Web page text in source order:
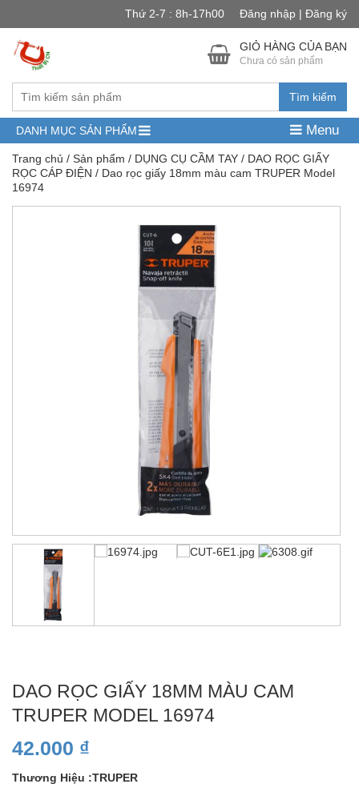
Thứ 2-7 : 8h-17h00 Đăng nhập | Đăng ký
Tìm kiếm
GIỎ HÀNG CỦA BẠN
Chưa có sản phẩm
DANH MỤC SẢN PHẨM Menu
Trang chủ / Sản phẩm / DỤNG CỤ CẦM TAY / DAO RỌC GIẤY
RỌC CÁP ĐIỆN / Dao rọc giấy 18mm màu cam TRUPER Model
16974
DAO RỌC GIẤY 18MM MÀU CAM
TRUPER MODEL 16974
42.000 ₫
Thương Hiệu :TRUPER